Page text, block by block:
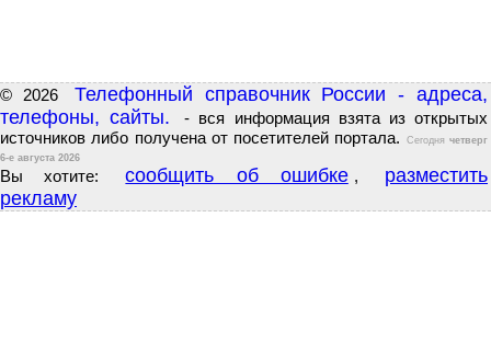
© 2026
Телефонный справочник России - адреса,
телефоны, сайты.
- вся информация взята из открытых
источников либо получена от посетителей портала.
Сегоднячетверг
6-е августа 2026
Вы хотите: сообщить об ошибке ,
разместить
рекламу